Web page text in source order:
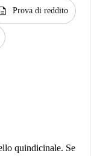
Prova di reddito
quindicinale. Se